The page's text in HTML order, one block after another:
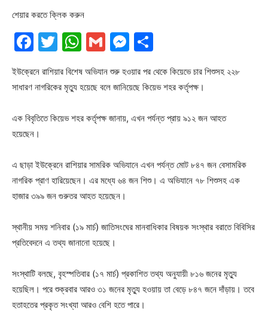
শেয়ার করতে ক্লিক করুন
Facebook
Twitter
WhatsApp
GmailMessenger
ইউক্রেনে রাশিয়ার বিশেষ অভিযান শুরু হওয়ার পর থেকে কিয়েভে চার শিশুসহ ২২৮
সাধারণ নাগরিকের মৃত্যু হয়েছে বলে জানিয়েছে কিয়েভ শহর কর্তৃপক্ষ।
এক বিবৃতিতে কিয়েভ শহর কর্তৃপক্ষ জানায়, এখন পর্যন্ত প্রায় ৯১২ জন আহত
হয়েছেন।
এ ছাড়া ইউক্রেনে রাশিয়ার সামরিক অভিযানে এখন পর্যন্ত মোট ৮৪৭ জন বেসামরিক
নাগরিক প্রাণ হারিয়েছেন। এর মধ্যে ৬৪ জন শিশু। এ অভিযানে ৭৮ শিশুসহ এক
হাজার ৩৯৯ জন গুরুতর আহত হয়েছেন।
স্থানীয় সময় শনিবার (১৯ মার্চ) জাতিসংঘের মানবাধিকার বিষয়ক সংস্থার বরাতে বিবিসির
প্রতিবেদনে এ তথ্য জানানো হয়েছে।
সংস্থাটি বলছে, বৃহস্পতিবার (১৭ মার্চ) প্রকাশিত তথ্য অনুযায়ী ৮১৬ জনের মৃত্যু
হয়েছিল। পরে শুক্রবার আরও ৩১ জনের মৃত্যু হওয়ায় তা বেড়ে ৮৪৭ জনে দাঁড়ায়। তবে
হতাহতের প্রকৃত সংখ্যা আরও বেশি হতে পারে।